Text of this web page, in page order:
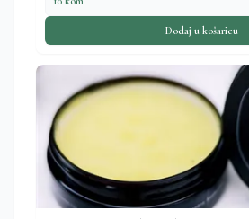
Dodaj u košaricu